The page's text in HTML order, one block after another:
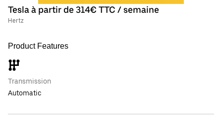
Tesla à partir de 314€ TTC / semaine
Hertz
Product Features
Transmission
Automatic